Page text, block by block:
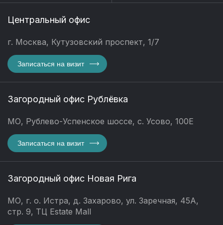
Центральный офис
г. Москва, Кутузовский проспект, 1/7
Записаться на визит
Загородный офис Рублёвка
МО, Рублево-Успенское шоссе, с. Усово, 100Е
Записаться на визит
Загородный офис Новая Рига
МО, г. о. Истра, д. Захарово, ул. Заречная, 45А,
стр. 9, ТЦ Estate Mall